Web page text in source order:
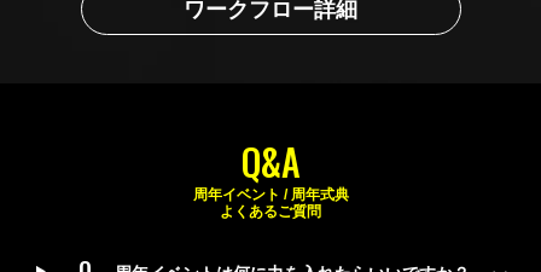
ワークフロー詳細
周年イベント / 周年式典
よくあるご質問
Q&A